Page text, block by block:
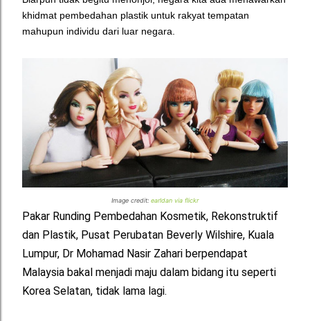
khidmat pembedahan plastik untuk rakyat tempatan
mahupun individu dari luar negara.
Image credit: earldan via flickr
Pakar Runding Pembedahan Kosmetik, Rekonstruktif
dan Plastik, Pusat Perubatan Beverly Wilshire, Kuala
Lumpur, Dr Mohamad Nasir Zahari berpendapat
Malaysia bakal menjadi maju dalam bidang itu seperti
Korea Selatan, tidak lama lagi.